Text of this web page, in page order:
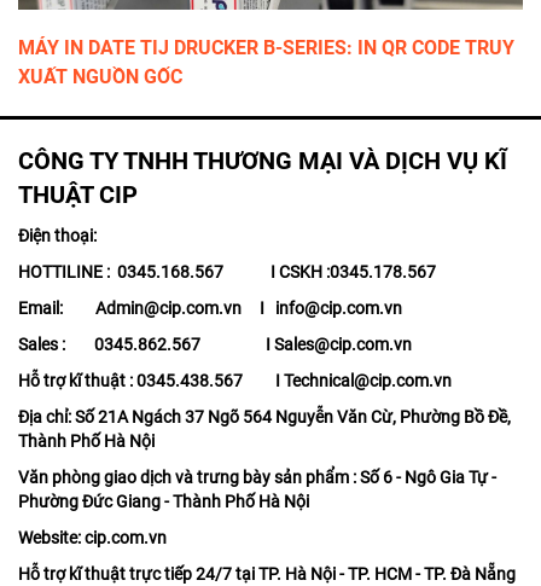
MÁY IN DATE TIJ DRUCKER B-SERIES: IN QR CODE TRUY
XUẤT NGUỒN GỐC
CÔNG TY TNHH THƯƠNG MẠI VÀ DỊCH VỤ KĨ
THUẬT CIP
Điện thoại:
HOTTILINE : 0345.168.567 I CSKH :0345.178.567
Email: Admin@cip.com.vn I info@cip.com.vn
Sales : 0345.862.567 I Sales@cip.com.vn
Hỗ trợ kĩ thuật : 0345.438.567 I Technical@cip.com.vn
Địa chỉ: Số 21A Ngách 37 Ngõ 564 Nguyễn Văn Cừ, Phường Bồ Đề,
Thành Phố Hà Nội
Văn phòng giao dịch và trưng bày sản phẩm : Số 6 - Ngô Gia Tự -
Phường Đức Giang - Thành Phố Hà Nội
Website: cip.com.vn
Hỗ trợ kĩ thuật trực tiếp 24/7 tại TP. Hà Nội - TP. HCM - TP. Đà Nẵng